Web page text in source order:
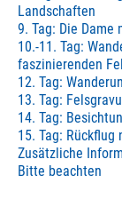
Landschaften
9. Tag: Die Dame
10.-11. Tag:
faszinierenden
12. Tag:
13. Tag:
14. Tag:
15. Tag: Rückflug
Zusätzliche
Bitte beachten